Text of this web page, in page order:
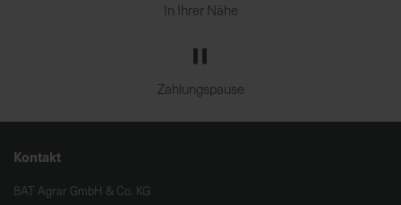
In Ihrer Nähe
Zahlungspause
Kontakt
BAT Agrar GmbH & Co. KG